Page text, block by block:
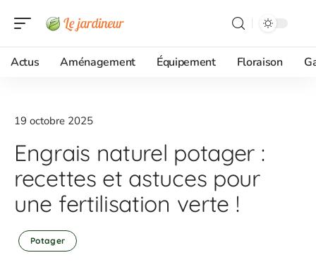
Actus Aménagement Équipement Floraison
19 octobre 2025
Engrais naturel potager :
recettes et astuces pour
une fertilisation verte !
Potager